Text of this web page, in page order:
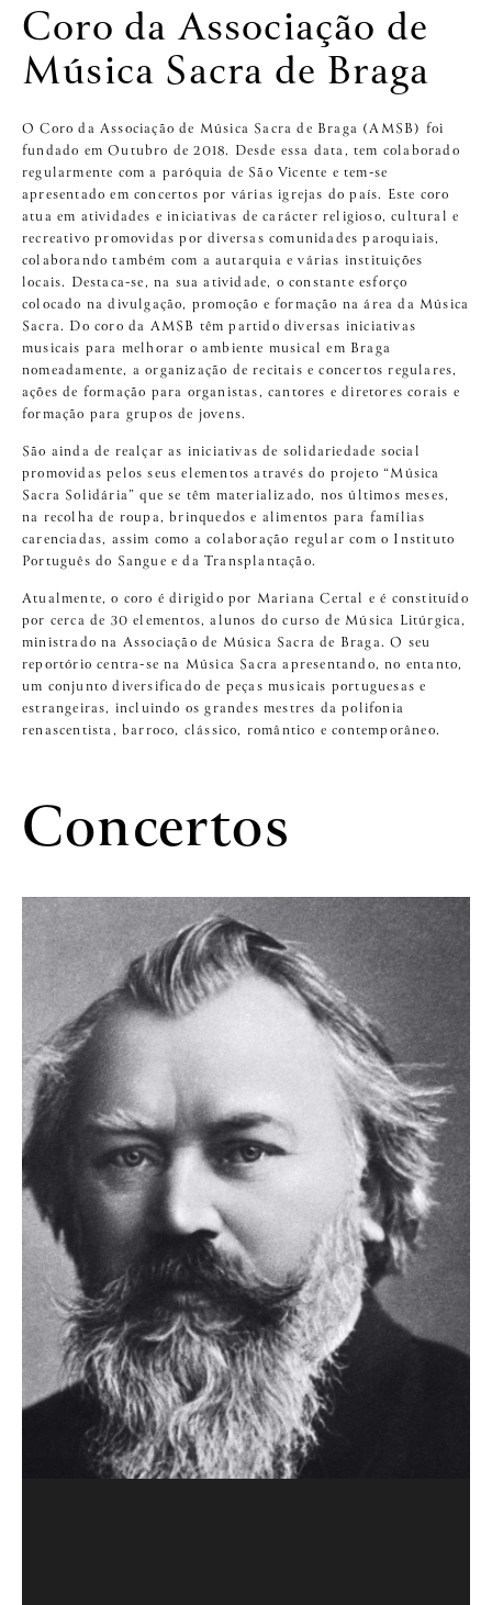
Coro da Associação de
Música Sacra de Braga
O Coro da Associação de Música Sacra de Braga (AMSB) foi
fundado em Outubro de 2018. Desde essa data, tem colaborado
regularmente com a paróquia de São Vicente e tem-se
apresentado em concertos por várias igrejas do país. Este coro
atua em atividades e iniciativas de carácter religioso, cultural e
recreativo promovidas por diversas comunidades paroquiais,
colaborando também com a autarquia e várias instituições
locais. Destaca-se, na sua atividade, o constante esforço
colocado na divulgação, promoção e formação na área da Música
Sacra. Do coro da AMSB têm partido diversas iniciativas
musicais para melhorar o ambiente musical em Braga
nomeadamente, a organização de recitais e concertos regulares,
ações de formação para organistas, cantores e diretores corais e
formação para grupos de jovens.
São ainda de realçar as iniciativas de solidariedade social
promovidas pelos seus elementos através do projeto “Música
Sacra Solidária” que se têm materializado, nos últimos meses,
na recolha de roupa, brinquedos e alimentos para famílias
carenciadas, assim como a colaboração regular com o Instituto
Português do Sangue e da Transplantação.
Atualmente, o coro é dirigido por Mariana Certal e é constituído
por cerca de 30 elementos, alunos do curso de Música Litúrgica,
ministrado na Associação de Música Sacra de Braga. O seu
reportório centra-se na Música Sacra apresentando, no entanto,
um conjunto diversificado de peças musicais portuguesas e
estrangeiras, incluindo os grandes mestres da polifonia
renascentista, barroco, clássico, romântico e contemporâneo.
Concertos